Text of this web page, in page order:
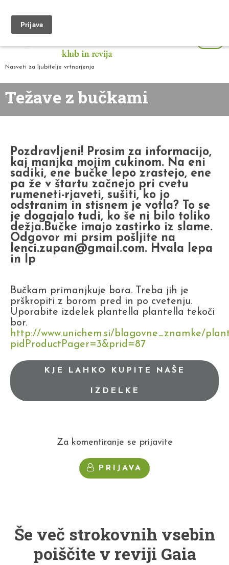
Nasveti za ljubitelje vrtnarjenja
Težave z bučkami
Pozdravljeni! Prosim za informacijo,
kaj manjka mojim cukinom. Na eni
sadiki, ene bučke lepo zrastejo, ene
pa že v štartu začnejo pri cvetu
rumeneti-rjaveti, sušiti, ko jo
odstranim in stisnem je votla? To se
je dogajalo tudi, ko še ni bilo toliko
dežja.Bučke imajo zastirko iz slame.
Odgovor mi prsim pošljite na
lenci.zupan@gmail.com. Hvala lepa
in lp
Bučkam primanjkuje bora. Treba jih je
prškropiti z borom pred in po cvetenju.
Uporabite izdelek plantella plantella tekoči
bor.
http://www.unichem.si/blagovne_znamke/
pidProductPager=3&prid=87
KJE LAHKO KUPITE NAŠE
IZDELKE
Za komentiranje se prijavite
PRIJAVA
Še več strokovnih vsebin
poiščite v reviji Gaia